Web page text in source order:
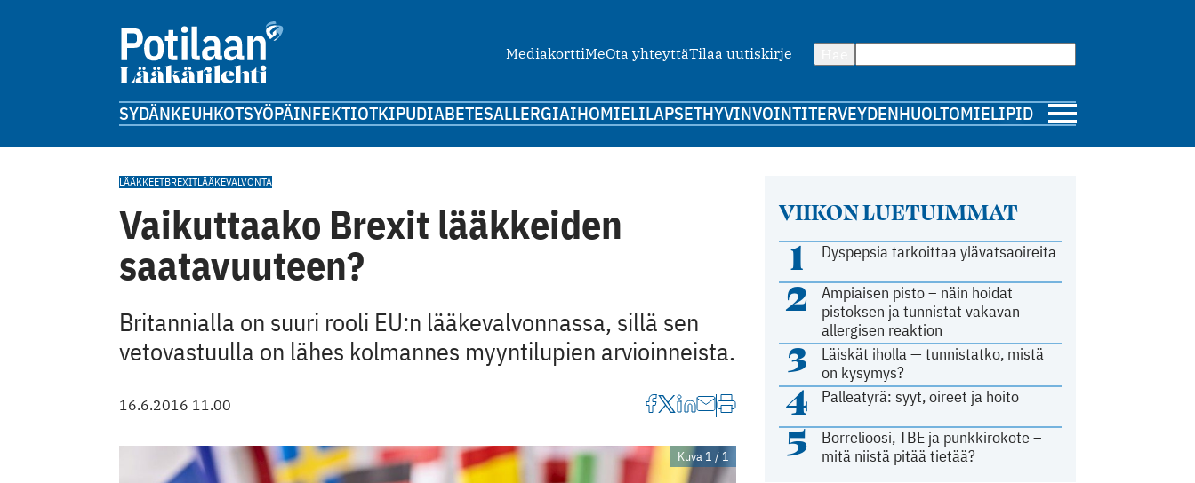
MediakorttiMeOta yhteyttäTilaa uutiskirje
SYDÄNKEUHKOTSYÖPÄINFEKTIOTKIPUDIABETESALLERGIAIHOMIELILAPSETHYVINVOINTITERVEYDENHUOLTOMIELIPIDE
VIIKON LUETUIMMAT
1 Dyspepsia tarkoittaa ylävatsaoireita
2
Ampiaisen pisto – näin hoidat
pistoksen ja tunnistat vakavan
allergisen reaktion
3
Läiskät iholla — tunnistatko, mistä
on kysymys?
4 Palleatyrä: syyt, oireet ja hoito
5
Borrelioosi, TBE ja punkkirokote –
mitä niistä pitää tietää?
LÄÄKKEETBREXITLÄÄKEVALVONTA
Vaikuttaako Brexit lääkkeiden
saatavuuteen?
Britannialla on suuri rooli EU:n lääkevalvonnassa, sillä sen
vetovastuulla on lähes kolmannes myyntilupien arvioinneista.
16.6.2016 11.00
Kuva 1 / 1